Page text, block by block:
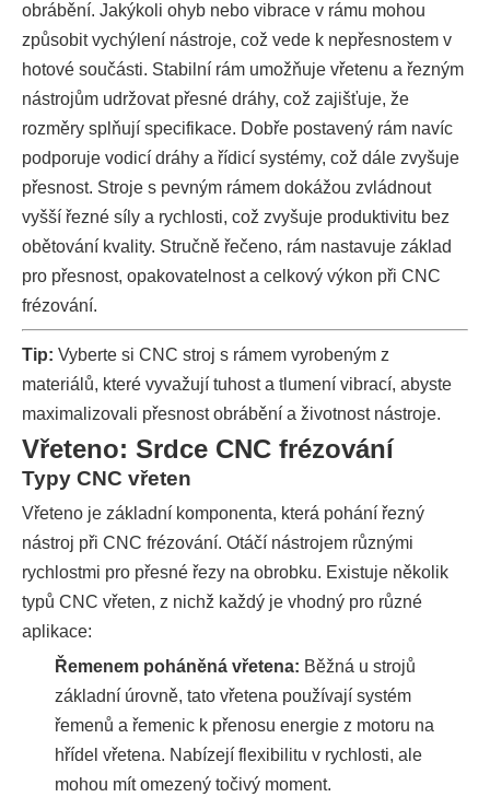
obrábění. Jakýkoli ohyb nebo vibrace v rámu mohou
způsobit vychýlení nástroje, což vede k nepřesnostem v
hotové součásti. Stabilní rám umožňuje vřetenu a řezným
nástrojům udržovat přesné dráhy, což zajišťuje, že
rozměry splňují specifikace. Dobře postavený rám navíc
podporuje vodicí dráhy a řídicí systémy, což dále zvyšuje
přesnost. Stroje s pevným rámem dokážou zvládnout
vyšší řezné síly a rychlosti, což zvyšuje produktivitu bez
obětování kvality. Stručně řečeno, rám nastavuje základ
pro přesnost, opakovatelnost a celkový výkon při CNC
frézování.
Tip: Vyberte si CNC stroj s rámem vyrobeným z
materiálů, které vyvažují tuhost a tlumení vibrací, abyste
maximalizovali přesnost obrábění a životnost nástroje.
Vřeteno: Srdce CNC frézování
Typy CNC vřeten
Vřeteno je základní komponenta, která pohání řezný
nástroj při CNC frézování. Otáčí nástrojem různými
rychlostmi pro přesné řezy na obrobku. Existuje několik
typů CNC vřeten, z nichž každý je vhodný pro různé
aplikace:
Řemenem poháněná vřetena: Běžná u strojů
základní úrovně, tato vřetena používají systém
řemenů a řemenic k přenosu energie z motoru na
hřídel vřetena. Nabízejí flexibilitu v rychlosti, ale
mohou mít omezený točivý moment.